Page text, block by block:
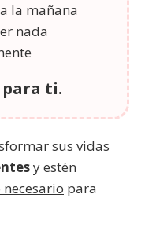
la mañana
nada
para ti.
sus vidas
y estén
para